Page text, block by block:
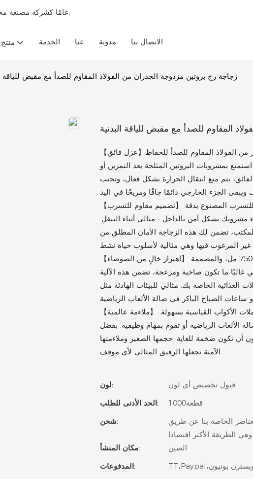
منتج الخدمة عنا مدونة الاتصال بنا
زجاجة رج بروتين مزدوجة الجدران من الفولاذ المقاوم للصدأ مع مقبض للياقة
المقاوم للصدأ مع مقبض للياقة البدنية
【عزل فائق】تم تصميم زجاجة الرج المعزولة سعة 750 مل بتصميم مزدوج الجدار من الفولاذ المقاوم للصدأ للحفاظ
بمشروبات البروتين المثلجة بعد التمرين أو
يتم منع انتقال الحرارة بشكل فعال، وتجنب
【تصميم مقاوم للتسرب】 قل وداعًا للانسكابات والتسربات المزعجة مع الغطاء المقاوم للتسرب المصنوع بدقة
الختم المحكم بقاء مشروبك بشكل آمن بالداخل - مثالي أثناء التنقل.
تضمن لك هذه الزجاجة الأمان المطلق من
【اهتزاز خالٍ من الضوضاء】 استمتع بالخلط الهادئ والمريح مع زجاجة الاهتزاز المعزولة سعة 750 مل، والمصممة
غالبًا ما تكون صاخبة ومزعجة، تضمن هذه الآلية
الغذائية الخاصة بك. مثالي للبيئات الهادئة مثل
【ملاءمة عالمية】 تم تصميم زجاجة الرج المعزولة بسعة 750 مل لتناسب جميع حاملات الأكواب القياسية بسهولة.
الألعاب الرياضية أو تقوم بمهام وظيفية. بفضل
اليومي دون أن تكون ضخمة للغاية. حجمها الصغير وملاءمتها
الآمنة تجعلها الرفيق المثالي لأي موقف.
لون:
قبول تخصيص أي لون
الحد الأدنى للطلب:
قطعة1000
شحن:
الخاصة بنا عن طريق
وهي الطريقة الأكثر اقتصادا
مكان المنشأ:
الصين
المدفوعات: